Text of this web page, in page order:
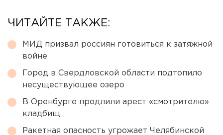
ЧИТАЙТЕ ТАКЖЕ:
МИД призвал россиян готовиться к затяжной
войне
Город в Свердловской области подтопило
несуществующее озеро
В Оренбурге продлили арест «смотрителю»
кладбищ
Ракетная опасность угрожает Челябинской